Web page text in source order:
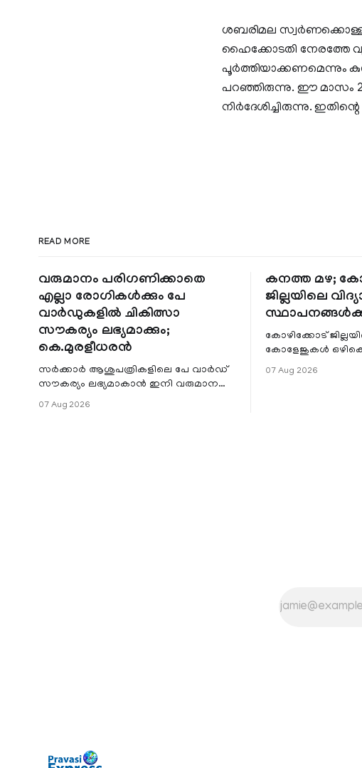
ശബരിമല
ഹൈക്കോടതി നേരത്തേ
പൂര്‍ത്തിയാക്കണമെന്നും
പറഞ്ഞിരുന്നു. ഈ മാസം
നിര്‍ദേശിച്ചിരുന്നു.
READ MORE
വരുമാനം പരിഗണിക്കാതെ
എല്ലാ രോഗികൾക്കും പേ
വാർഡുകളിൽ ചികിത്സാ
സൗകര്യം ലഭ്യമാക്കും;
കെ.മുരളീധരൻ
സർക്കാർ ആശുപത്രികളിലെ പേ വാർഡ്
സൗകര്യം ലഭ്യമാകാൻ ഇനി വരുമാന
വരുമാനം പരിഗണിക്കാതെ എല്ലാ
07 Aug 2026
കനത്ത മഴ;
ജില്ലയിലെ
കോഴിക്കോട്
കോളേജുകൾ ഒഴികെ
ജില്ലയിലെ
07 Aug 2026